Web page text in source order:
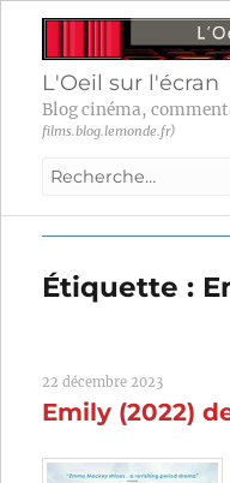
L'Oeil sur l'écran
Blog cinéma,
films.blog.lemonde.fr)
Recherche
:
Étiquette :
22 décembre 2023
Emily (2022)